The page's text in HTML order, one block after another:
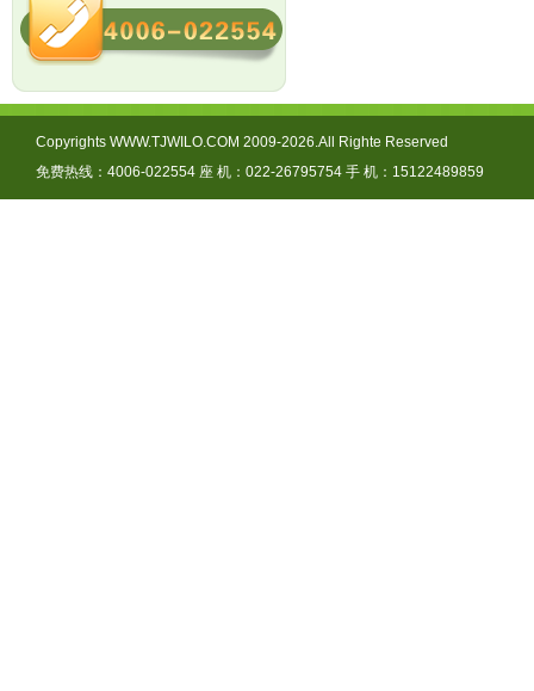
Copyrights WWW.TJWILO.COM 2009-2026.All Righte Reserved
免费热线：4006-022554 座 机：022-26795754 手 机：15122489859